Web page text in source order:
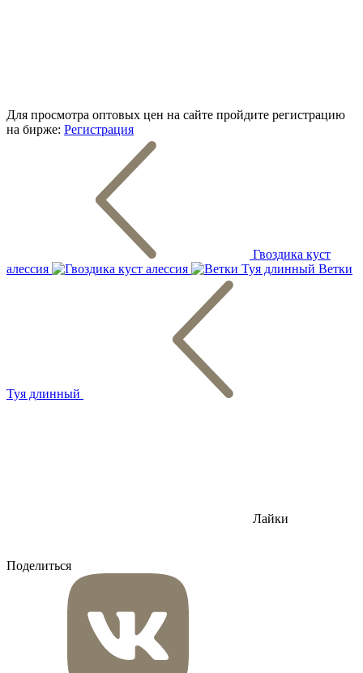
Для просмотра оптовых цен на сайте пройдите регистрацию
на бирже: Регистрация
Гвоздика куст
алессия
Ветки
Туя длинный
Лайки
Поделиться